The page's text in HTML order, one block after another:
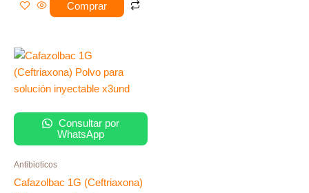
Comprar
Consultar por
WhatsApp
Antibioticos
Cafazolbac 1G (Ceftriaxona)